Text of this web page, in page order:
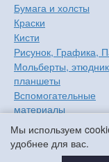
Мы используем
удобнее для вас.
Бумага и холсты
Краски
Кисти
Рисунок, Графика,
Мольберты,
планшеты
Вспомогательные
материалы
Хобби
Детям
Мастер-классы